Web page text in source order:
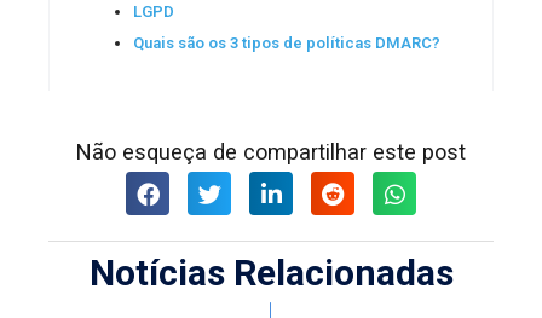
LGPD
Quais são os 3 tipos de políticas DMARC?
Não esqueça de compartilhar este post
Notícias Relacionadas